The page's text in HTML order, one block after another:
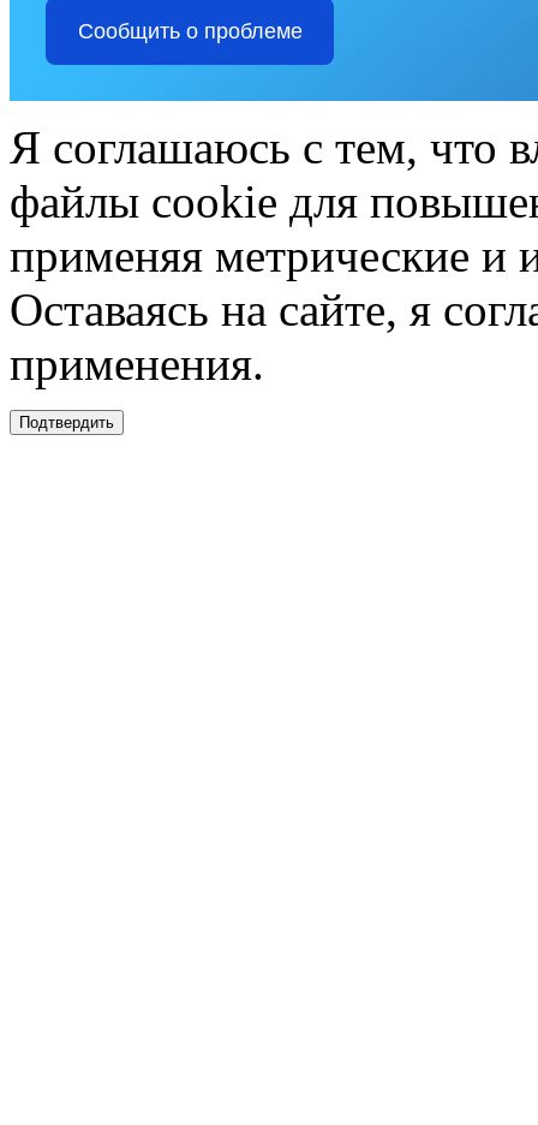
Сообщить о проблеме
Я соглашаюсь с тем, что
файлы cookie для
применяя метрические и
Оставаясь на сайте, я
применения.
Подтвердить